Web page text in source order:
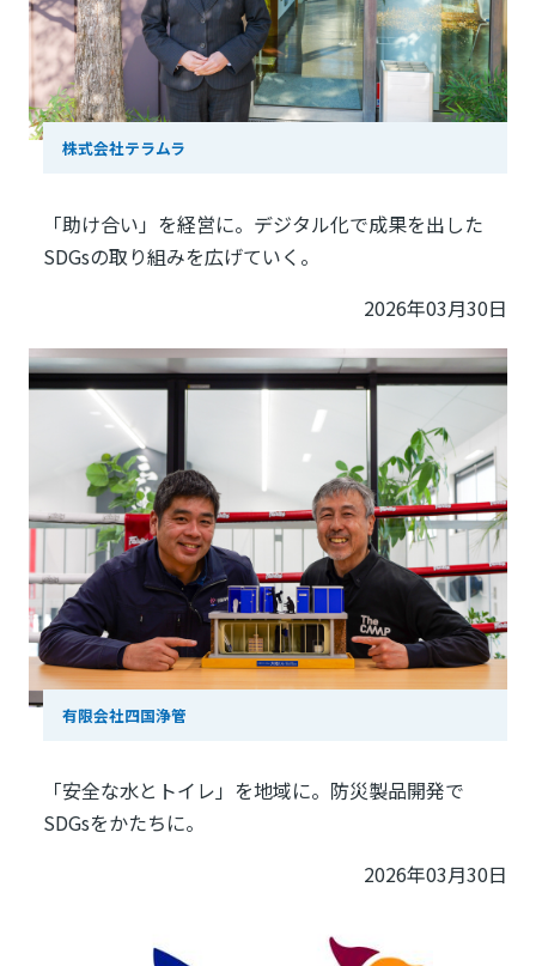
株式会社テラムラ
「助け合い」を経営に。デジタル化で成果を出した
SDGsの取り組みを広げていく。
2026年03月30日
有限会社四国浄管
「安全な水とトイレ」を地域に。防災製品開発で
SDGsをかたちに。
2026年03月30日